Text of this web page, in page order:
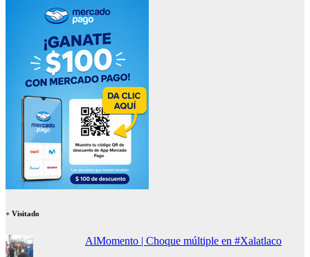
+ Visitado
AlMomento | Choque múltiple en #Xalatlaco